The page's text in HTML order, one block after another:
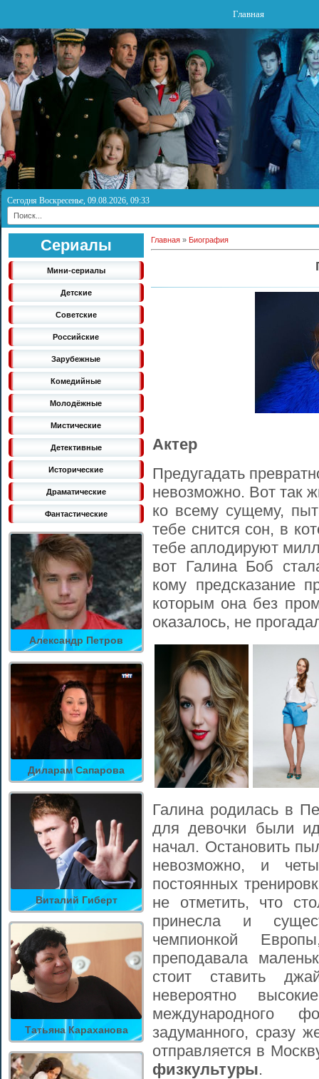
Главная
Сегодня Воскресенье, 09.08.2026, 09:33
Сериалы
Мини-сериалы
Детские
Советские
Российские
Зарубежные
Комедийные
Молодёжные
Мистические
Детективные
Исторические
Драматические
Фантастические
Александр Петров
Диларам Сапарова
Виталий Гиберт
Татьяна Караханова
Главная » Биография
Актер
Предугадать
невозможно. Вот так
ко всему сущему,
тебе снится сон, в
тебе аплодируют
вот Галина Боб
кому предсказание
которым она без
оказалось, не
Галина родилась в
для девочки были
начал. Остановить
невозможно, и
постоянных
не отметить, что
принесла и
чемпионкой
преподавала
стоит ставить
невероятно
международного
задуманного, сразу
отправляется в
физкультуры.